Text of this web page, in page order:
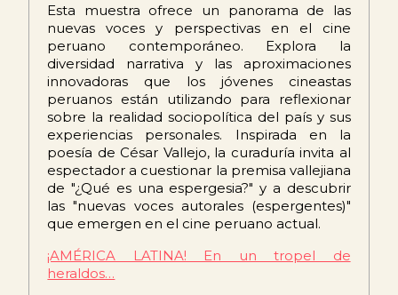
Esta muestra ofrece un panorama de las
nuevas voces y perspectivas en el cine
peruano contemporáneo. Explora la
diversidad narrativa y las aproximaciones
innovadoras que los jóvenes cineastas
peruanos están utilizando para reflexionar
sobre la realidad sociopolítica del país y sus
experiencias personales. Inspirada en la
poesía de César Vallejo, la curaduría invita al
espectador a cuestionar la premisa vallejiana
de "¿Qué es una espergesia?" y a descubrir
las "nuevas voces autorales (espergentes)"
que emergen en el cine peruano actual.
¡AMÉRICA LATINA! En un tropel de
heraldos…